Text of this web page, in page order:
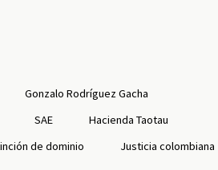
Gonzalo Rodríguez Gacha
SAE
Hacienda Taotau
de dominio Justicia colombiana